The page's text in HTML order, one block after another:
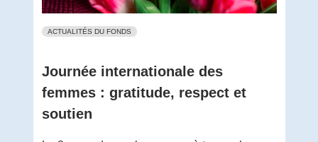
ACTUALITÉS DU FONDS
Journée internationale des
femmes : gratitude, respect et
soutien